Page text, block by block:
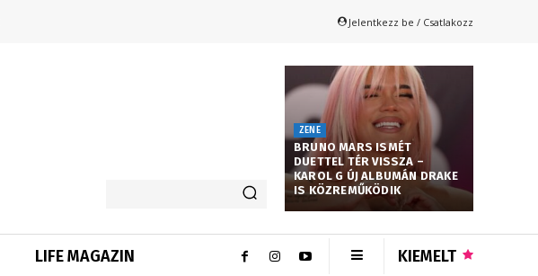
Jelentkezz be / Csatlakozz
ZENE
BRUNO MARS ISMÉT
DUETTEL TÉR VISSZA –
KAROL G ÚJ ALBUMÁN DRAKE
IS KÖZREMŰKÖDIK
LIFE MAGAZIN KIEMELT